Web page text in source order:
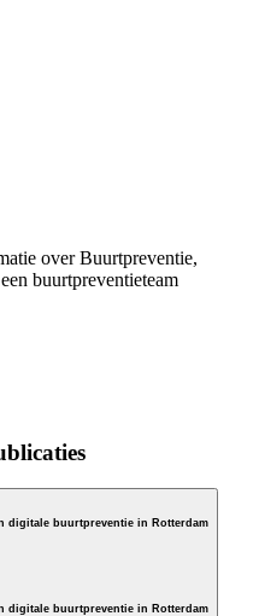
over Buurtpreventie,
buurtpreventieteam
digitale buurtpreventie in Rotterdam
digitale buurtpreventie in Rotterdam